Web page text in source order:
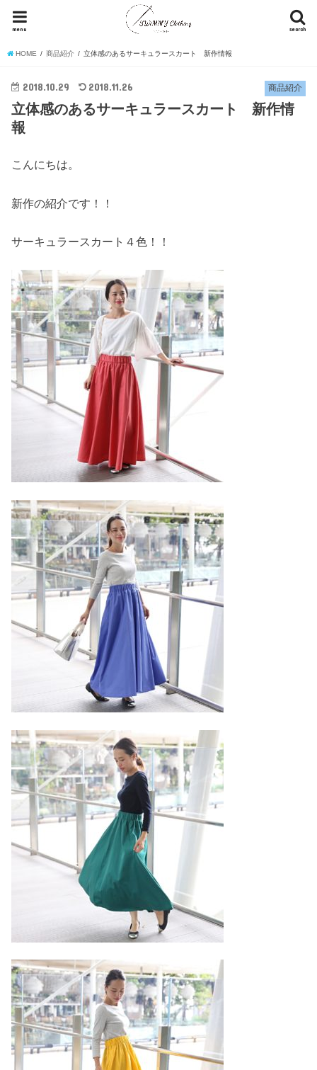
search
menu
HOME 商品紹介 立体感のあるサーキュラースカート 新作情報
商品紹介
2018.10.29 2018.11.26
立体感のあるサーキュラースカート 新作情
報
こんにちは。
新作の紹介です！！
サーキュラースカート４色！！